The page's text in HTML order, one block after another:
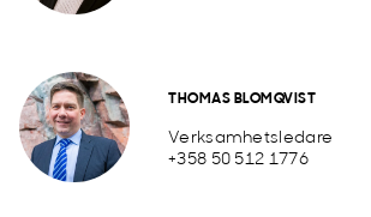
THOMAS BLOMQVIST
Verksamhetsledare
+358 50 512 1776